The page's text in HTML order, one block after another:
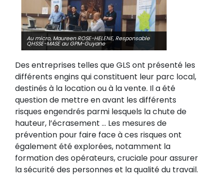
Au micro, Maureen ROSE-HELENE, Responsable
QHSSE-MASE au GPM-Guyane
Des entreprises telles que GLS ont présenté les
différents engins qui constituent leur parc local,
destinés à la location ou à la vente. Il a été
question de mettre en avant les différents
risques engendrés parmi lesquels la chute de
hauteur, l’écrasement … Les mesures de
prévention pour faire face à ces risques ont
également été explorées, notamment la
formation des opérateurs, cruciale pour assurer
la sécurité des personnes et la qualité du travail.